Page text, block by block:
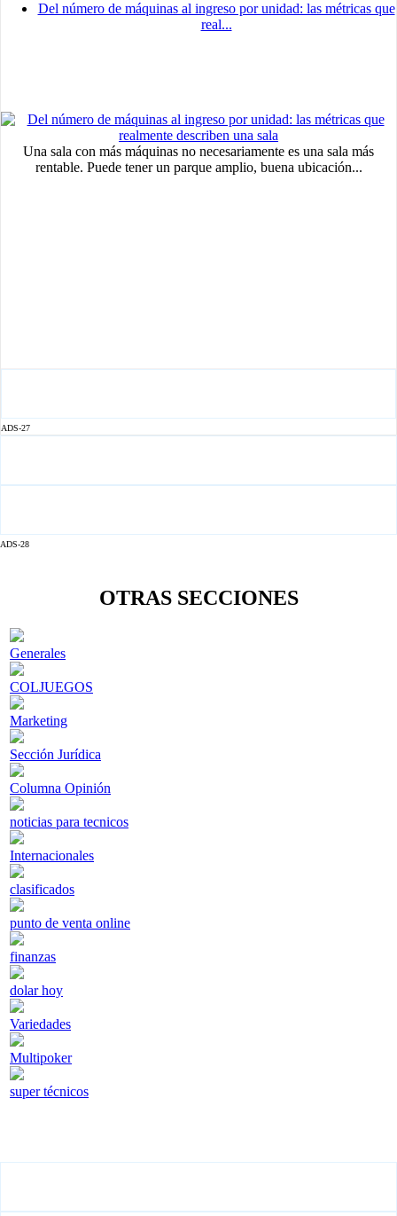
Del número de máquinas al ingreso por unidad: las métricas que
real...
Una sala con más máquinas no necesariamente es una sala más
rentable. Puede tener un parque amplio, buena ubicación...
ADS-27
ADS-28
OTRAS SECCIONES
Generales
COLJUEGOS
Marketing
Sección Jurídica
Columna Opinión
noticias para tecnicos
Internacionales
clasificados
punto de venta online
finanzas
dolar hoy
Variedades
Multipoker
super técnicos